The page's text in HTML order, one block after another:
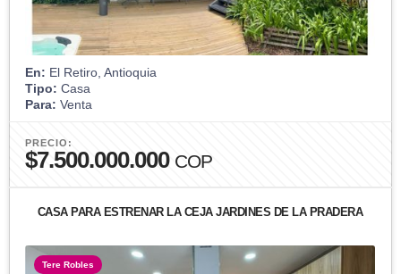
En: El Retiro, Antioquia
Tipo: Casa
Para: Venta
PRECIO:
$7.500.000.000 COP
CASA PARA ESTRENAR LA CEJA JARDINES DE LA PRADERA
Tere Robles